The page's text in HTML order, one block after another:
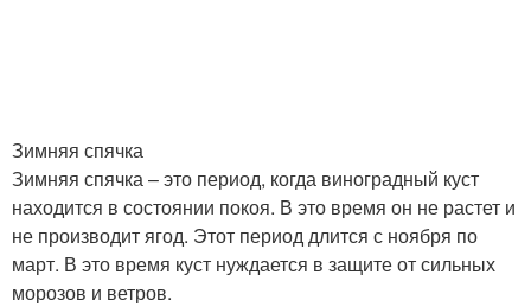
Зимняя спячка
Зимняя спячка – это период, когда виноградный куст
находится в состоянии покоя. В это время он не растет и
не производит ягод. Этот период длится с ноября по
март. В это время куст нуждается в защите от сильных
морозов и ветров.